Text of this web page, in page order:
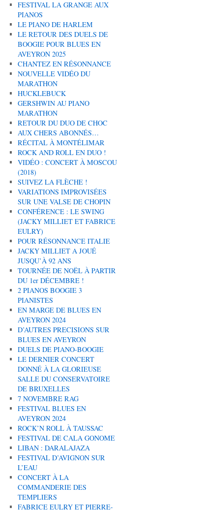
FESTIVAL LA GRANGE AUX
PIANOS
LE PIANO DE HARLEM
LE RETOUR DES DUELS DE
BOOGIE POUR BLUES EN
AVEYRON 2025
CHANTEZ EN RÉSONNANCE
NOUVELLE VIDÉO DU
MARATHON
HUCKLEBUCK
GERSHWIN AU PIANO
MARATHON
RETOUR DU DUO DE CHOC
AUX CHERS ABONNÉS…
RÉCITAL À MONTÉLIMAR
ROCK AND ROLL EN DUO !
VIDÉO : CONCERT À MOSCOU
(2018)
SUIVEZ LA FLÈCHE !
VARIATIONS IMPROVISÉES
SUR UNE VALSE DE CHOPIN
CONFÉRENCE : LE SWING
(JACKY MILLIET ET FABRICE
EULRY)
POUR RÉSONNANCE ITALIE
JACKY MILLIET A JOUÉ
JUSQU’À 92 ANS
TOURNÉE DE NOËL À PARTIR
DU 1er DÉCEMBRE !
2 PIANOS BOOGIE 3
PIANISTES
EN MARGE DE BLUES EN
AVEYRON 2024
D’AUTRES PRECISIONS SUR
BLUES EN AVEYRON
DUELS DE PIANO-BOOGIE
LE DERNIER CONCERT
DONNÉ À LA GLORIEUSE
SALLE DU CONSERVATOIRE
DE BRUXELLES
7 NOVEMBRE RAG
FESTIVAL BLUES EN
AVEYRON 2024
ROCK’N ROLL À TAUSSAC
FESTIVAL DE CALA GONOME
LIBAN : DARALAJAZA
FESTIVAL D’AVIGNON SUR
L’EAU
CONCERT À LA
COMMANDERIE DES
TEMPLIERS
FABRICE EULRY ET PIERRE-